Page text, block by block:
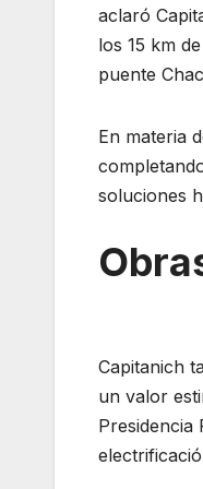
aclaró
los 15 km
puente
En materia
soluciones
Capitanich
un valor
Presidencia